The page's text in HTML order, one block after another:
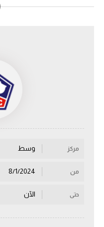
أقسام
الكرة الإفريقية
منتخب مصر
مركز وسط
من
حتى الآن